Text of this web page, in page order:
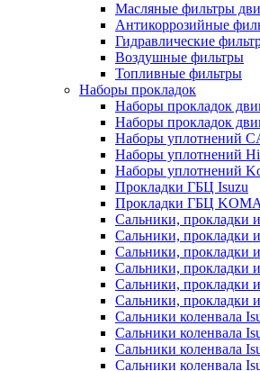
Масляные фильтры
Антикоррозийные
Гидравлические
Воздушные фильтры
Топливные фильтры
Наборы прокладок
Наборы прокладок
Наборы прокладок
Наборы уплотнений
Наборы уплотнений
Наборы уплотнений
Прокладки ГБЦ Isuzu
Прокладки ГБЦ
Сальники, прокладки
Сальники, прокладки
Сальники, прокладки
Сальники, прокладки
Сальники, прокладки
Сальники, прокладки
Сальники коленвала
Сальники коленвала
Сальники коленвала
Сальники коленвала